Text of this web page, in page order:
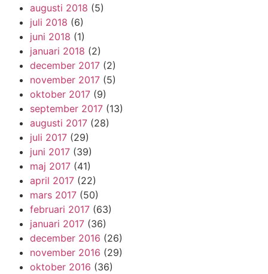
augusti 2018 (5)
juli 2018 (6)
juni 2018 (1)
januari 2018 (2)
december 2017 (2)
november 2017 (5)
oktober 2017 (9)
september 2017 (13)
augusti 2017 (28)
juli 2017 (29)
juni 2017 (39)
maj 2017 (41)
april 2017 (22)
mars 2017 (50)
februari 2017 (63)
januari 2017 (36)
december 2016 (26)
november 2016 (29)
oktober 2016 (36)